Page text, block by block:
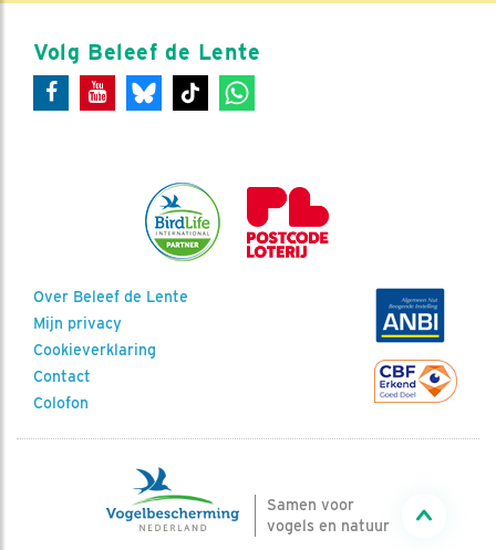
Volg Beleef de Lente
Over Beleef de Lente
Mijn privacy
Cookieverklaring
Contact
Colofon
Samen voor
vogels en natuur